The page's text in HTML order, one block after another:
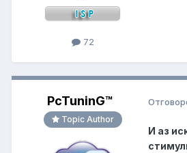
72
PcTuninG™
Topic Author
И аз